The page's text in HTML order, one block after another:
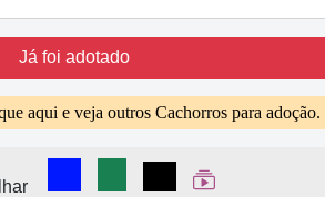
Já foi adotado
aqui e veja outros Cachorros para adoção.
Compartilhar no Facebook
Compartilhar no WhatsApp
Compartilhar
Ver Web Story